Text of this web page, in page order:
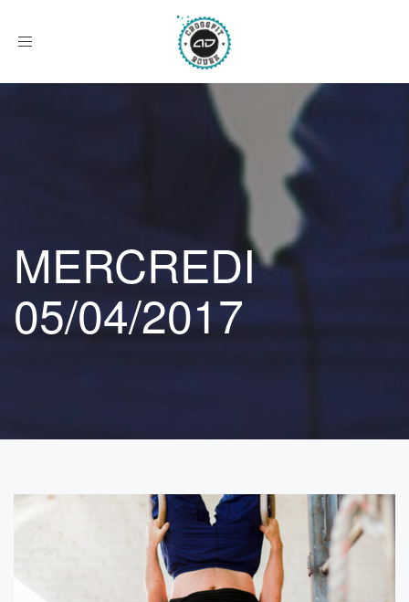
Afficher
MERCREDI
05/04/2017